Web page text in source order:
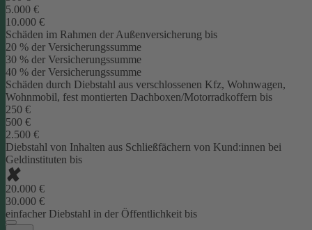
5.000 €
10.000 €
Schäden im Rahmen der Außenversicherung bis
20 % der Versicherungssumme
30 % der Versicherungssumme
40 % der Versicherungssumme
Schäden durch Diebstahl aus verschlossenen Kfz, Wohnwagen,
Wohnmobil, fest montierten Dachboxen/Motorradkoffern bis
250 €
500 €
2.500 €
Diebstahl von Inhalten aus Schließfächern von Kund:innen bei
Geldinstituten bis
20.000 €
30.000 €
einfacher Diebstahl in der Öffentlichkeit bis